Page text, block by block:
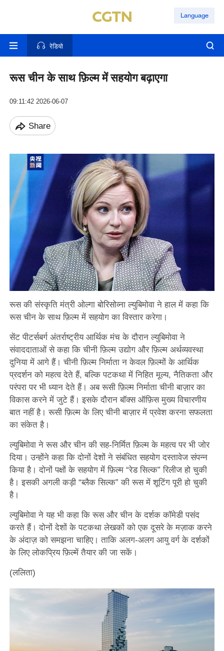
Language
रेडियो
रूस चीन के साथ फ़िल्म में सहयोग बढ़ाएगा
09:11:42 2026-06-07
Share
रूस की संस्कृति मंत्री ओल्गा बोरिसोव्ना ल्युबिमोवा ने हाल में कहा कि
रूस चीन के साथ फ़िल्म में सहयोग का विस्तार करेगा।
सेंट पीटर्सबर्ग अंतर्राष्ट्रीय आर्थिक मंच के दौरान ल्युबिमोवा ने
संवाददाताओं से कहा कि चीनी फ़िल्म उद्योग और फ़िल्म अर्थव्यवस्था
दुनिया में आगे हैं। चीनी फ़िल्म निर्माता न केवल फ़िल्मों के आर्थिक
प्रदर्शन को महत्व देते हैं, बल्कि पटकथा में निहित मूल्य, नैतिकता और
परंपरा पर भी ध्यान देते हैं। अब रूसी फ़िल्म निर्माता चीनी बाज़ार का
विकास करने में जुटे हैं। इसके दौरान बॉक्स ऑफ़िस मुख्य विचारणीय
बात नहीं है। रूसी फ़िल्म के लिए चीनी बाज़ार में प्रवेश करना सफलता
का संकेत है।
ल्युबिमोवा ने रूस और चीन की सह-निर्मित फ़िल्म के महत्व पर भी जोर
दिया। उन्होंने कहा कि दोनों देशों ने संबंधित सहयोग दस्तावेज संपन्न
किया है। दोनों पक्षों के सहयोग में फ़िल्म “रेड सिल्क” रिलीज हो चुकी
है। इसकी अगली कड़ी “ब्लैक सिल्क” की रूस में शूटिंग पूरी हो चुकी
है।
ल्युबिमोवा ने यह भी कहा कि रूस और चीन के दर्शक कॉमेडी पसंद
करते हैं। दोनों देशों के पटकथा लेखकों को एक दूसरे के मज़ाक करने
के अंदाज़ को समझना चाहिए। ताकि अलग-अलग आयु वर्ग के दर्शकों
के लिए लोकप्रिय फ़िल्में तैयार की जा सकें।
(ललिता)